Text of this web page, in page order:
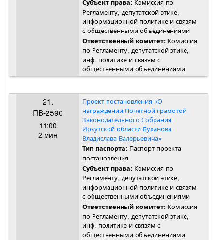
Субъект права: Комиссия по
Регламенту, депутатской этике,
информационной политике и связям
с общественными объединениями
Ответственный комитет: Комиссия
по Регламенту, депутатской этике,
инф. политике и связям с
общественными объединениями
21.
ПВ-2590
11:00
2 мин
Проект постановления «О
награждении Почетной грамотой
Законодательного Собрания
Иркутской области Буханова
Владислава Валерьевича»
Тип паспорта: Паспорт проекта
постановления
Субъект права: Комиссия по
Регламенту, депутатской этике,
информационной политике и связям
с общественными объединениями
Ответственный комитет: Комиссия
по Регламенту, депутатской этике,
инф. политике и связям с
общественными объединениями